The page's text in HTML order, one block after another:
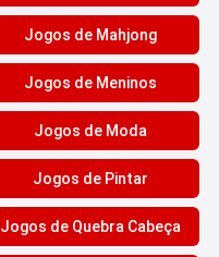
Jogos de Mahjong
Jogos de Meninos
Jogos de Moda
Jogos de Pintar
Jogos de Quebra Cabeça